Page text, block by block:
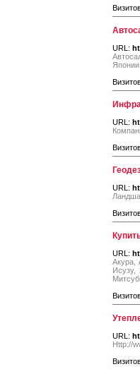
URL:
URL:
URL:
URL:
Акура,
Исузу,
URL:
Http://